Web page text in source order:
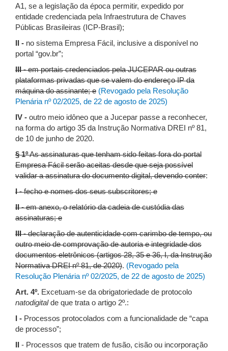
A1, se a legislação da época permitir, expedido por
entidade credenciada pela Infraestrutura de Chaves
Públicas Brasileiras (ICP-Brasil);
II - no sistema Empresa Fácil, inclusive a disponível no
portal “gov.br”;
III -em portais credenciados pela JUCEPAR ou outras
plataformas privadas que se valem do endereço IP da
máquina do assinante; e (Revogado pela Resolução
Plenária nº 02/2025, de 22 de agosto de 2025)
IV - outro meio idôneo que a Jucepar passe a reconhecer,
na forma do artigo 35 da Instrução Normativa DREI nº 81,
de 10 de junho de 2020.
§ 1ºAs assinaturas que tenham sido feitas fora do portal
Empresa Fácil serão aceitas desde que seja possível
validar a assinatura do documento digital, devendo conter:
I -fecho e nomes dos seus subscritores; e
II -em anexo, o relatório da cadeia de custódia das
assinaturas; e
III- declaração de autenticidade com carimbo de tempo, ou
outro meio de comprovação de autoria e integridade dos
documentos eletrônicos (artigos 28, 35 e 36, I, da Instrução
Normativa DREI nº 81, de 2020). (Revogado pela
Resolução Plenária nº 02/2025, de 22 de agosto de 2025)
Art. 4º. Excetuam-se da obrigatoriedade de protocolo
natodigitalde que trata o artigo 2º.:
I - Processos protocolados com a funcionalidade de “capa
de processo”;
- Processos que tratem de fusão, cisão ou incorporação